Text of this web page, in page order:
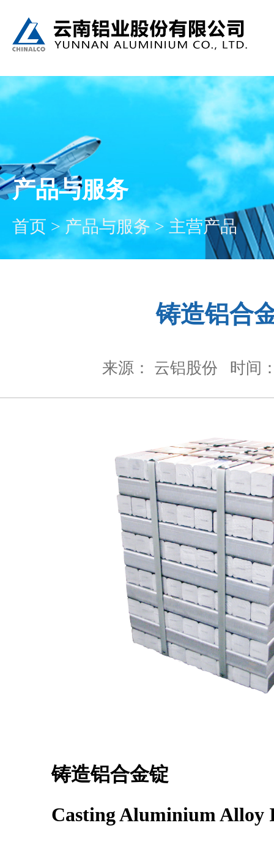
产品与服务
首页 >产品与服务>主营产品
铸造铝合
来源： 云铝股份 时间
铸造铝合金锭
Casting Aluminium Alloy